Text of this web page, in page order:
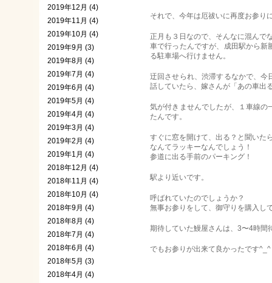
それで、今年は厄祓いに再度お参り
正月も３日なので、そんなに混んで
車で行ったんですが、成田駅から
る駐車場へ行けません。
迂回させられ、渋滞するなかで、
話していたら、嫁さんが「あの車出
気が付きませんでしたが、１車線
たんです。
すぐに窓を開けて、出る？と聞いた
なんてラッキーなんでしょう！
参道に出る手前のパーキング！
駅より近いです。
呼ばれていたのでしょうか？
無事お参りをして、御守りを購入し
期待していた鰻屋さんは、3〜4時間
でもお参りが出来て良かったです^_^
2019年12月 (4)
2019年11月 (4)
2019年10月 (4)
2019年9月 (3)
2019年8月 (4)
2019年7月 (4)
2019年6月 (4)
2019年5月 (4)
2019年4月 (4)
2019年3月 (4)
2019年2月 (4)
2019年1月 (4)
2018年12月 (4)
2018年11月 (4)
2018年10月 (4)
2018年9月 (4)
2018年8月 (4)
2018年7月 (4)
2018年6月 (4)
2018年5月 (3)
2018年4月 (4)